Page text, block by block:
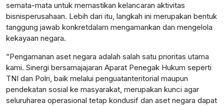
semata-mata untuk memastikan kelancaran aktivitas
bisnisperusahaan. Lebih dari itu, langkah ini merupakan bentuk
tanggung jawab konkretdalam mengamankan dan mengelola
kekayaan negara.
“Pengamanan aset negara adalah salah satu prioritas utama
kami. Sinergi bersamajajaran Aparat Penegak Hukum seperti
TNI dan Polri, baik melalui penguatanteritorial maupun
pendekatan sosial ke masyarakat, merupakan kunci agar
seluruharea operasional tetap kondusif dan aset negara dapat